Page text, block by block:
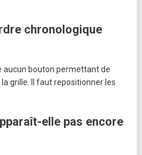
chronologique
aucun bouton permettant de
grille. Il faut repositionner les
elle pas encore